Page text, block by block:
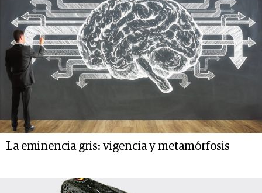
La eminencia gris: vigencia y metamórfosis